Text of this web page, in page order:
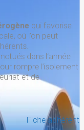
qui favorise
où l’on peut
dans l’année
rompre l’isolement
et de
Fiche adhérent